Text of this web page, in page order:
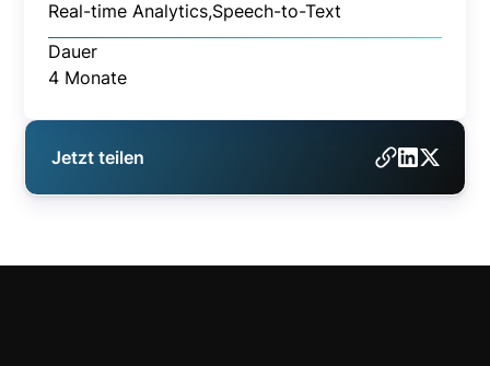
Real-time Analytics,Speech-to-Text
Dauer
4 Monate
Jetzt teilen